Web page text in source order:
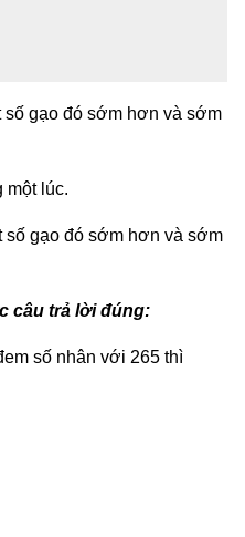
số gạo đó sớm hơn và sớm
một lúc.
số gạo đó sớm hơn và sớm
câu trả lời đúng:
số nhân với 265 thì